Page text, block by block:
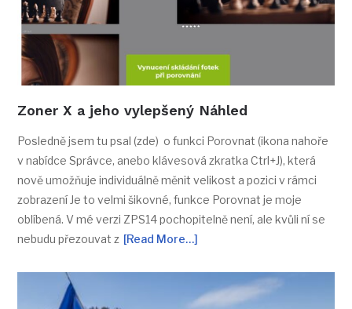
Zoner X a jeho vylepšený Náhled
Posledně jsem tu psal (zde) o funkci Porovnat (ikona nahoře
v nabídce Správce, anebo klávesová zkratka Ctrl+J), která
nově umožňuje individuálně měnit velikost a pozici v rámci
zobrazení Je to velmi šikovné, funkce Porovnat je moje
oblíbená. V mé verzi ZPS14 pochopitelně není, ale kvůli ní se
nebudu přezouvat z [Read More…]